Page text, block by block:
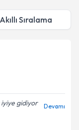
Akıllı Sıralama
iyiye gidiyor
Devamı